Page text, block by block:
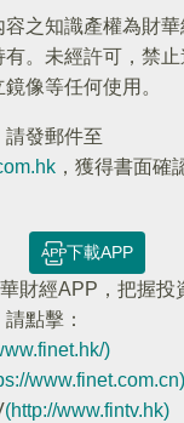
之知識產權為財華
有。未經許可，禁
像等任何使用。
請發郵件至
，獲得書面確
下載APP
財經APP，把握投
點擊：
)
www.finet.com.cn)
(http://www.fintv.hk)